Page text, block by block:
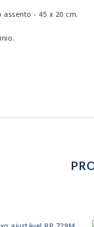
assento - 45 x 20 cm.